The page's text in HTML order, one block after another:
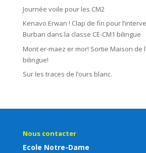
Journée voile pour les CM2
Kenavo Erwan ! Clap de fin pour
Burban dans la classe CE-CM1 bilingue
Mont er-maez er mor! Sortie Maison de
bilingue!
Sur les traces de l’ours blanc.
Nous contacter
Ecole Notre-Dame